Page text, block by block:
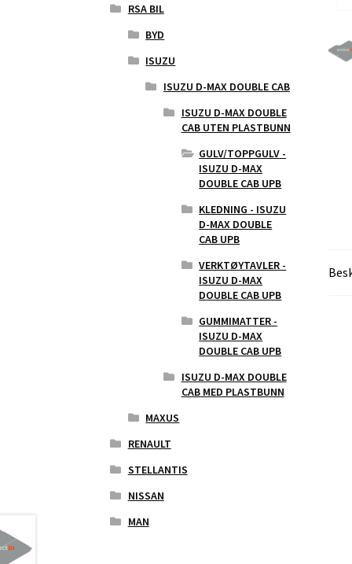
RSA BIL
BYD
ISUZU
ISUZU D-MAX DOUBLE CAB
ISUZU D-MAX DOUBLE
CAB UTEN PLASTBUNN
GULV/TOPPGULV -
ISUZU D-MAX
DOUBLE CAB UPB
KLEDNING - ISUZU
D-MAX DOUBLE
CAB UPB
VERKTØYTAVLER -
ISUZU D-MAX
DOUBLE CAB UPB
GUMMIMATTER -
ISUZU D-MAX
DOUBLE CAB UPB
ISUZU D-MAX DOUBLE
CAB MED PLASTBUNN
MAXUS
RENAULT
STELLANTIS
NISSAN
MAN